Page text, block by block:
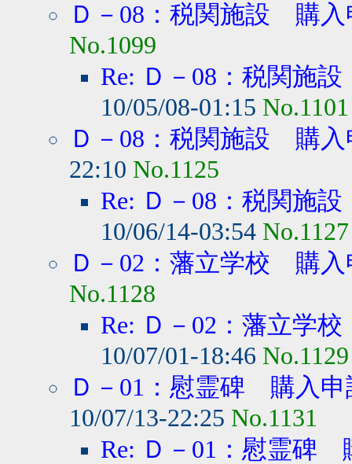
Ｄ－08：税関施設 購入
No.1099
Re: Ｄ－08：税関施
10/05/08-01:15 No.1101
Ｄ－08：税関施設 購入
22:10 No.1125
Re: Ｄ－08：税関施
10/06/14-03:54 No.1127
Ｄ－02：藩立学校 購入
No.1128
Re: Ｄ－02：藩立学
10/07/01-18:46 No.1129
Ｄ－01：慰霊碑 購入申
10/07/13-22:25 No.1131
Re: Ｄ－01：慰霊碑